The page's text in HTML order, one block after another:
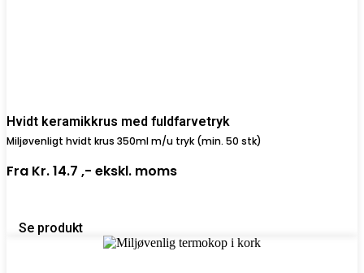
Hvidt keramikkrus med fuldfarvetryk
Miljøvenligt hvidt krus 350ml m/u tryk (min. 50 stk)
Fra Kr. 14.7 ,- ekskl. moms
Se produkt